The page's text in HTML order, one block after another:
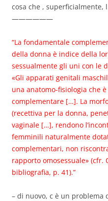
cosa che , superficialmente, l
——————
“La fondamentale
della donna è indice della
sessualmente gli uni con le
«Gli apparati genitali
una anatomo-fisiologia che
complementare […]. La
(recettiva per la donna,
vaginale […], rendono
femminili naturalmente
complementari, non
rapporto omosessuale» (cfr.
bibliografia, p. 41).”
– di nuovo, c è un problema